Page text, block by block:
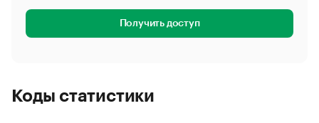
Получить доступ
Коды статистики